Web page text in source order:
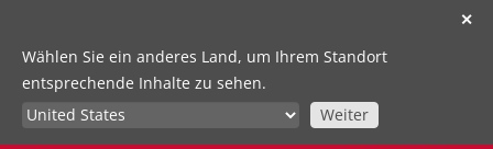
✕
Wählen Sie ein anderes Land, um Ihrem Standort
entsprechende Inhalte zu sehen.
Weiter